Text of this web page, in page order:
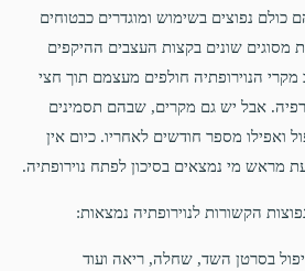
כולם נפוצים בשימוש ומוגדרים כבטוחים
מסוגים שונים בקצות העצבים ההיקפים
הנוירופתיה חולפים מעצמם תוך חצי
אבל יש גם מקרים, שבהם תסמינים
ואפילו מספר חודשים לאחריו. כיום אין
מראש מי נמצאים בסיכון לפתח נוירופתיה.
הקשורות לנוירופתיה נמצאות:
בסרטן השד, שחלה, ריאה ועוד